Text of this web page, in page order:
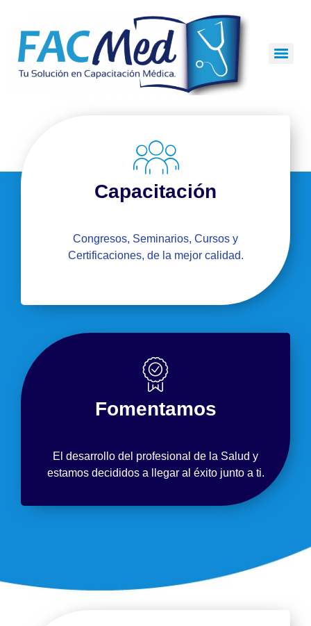
Capacitación
Congresos, Seminarios, Cursos y
Certificaciones, de la mejor calidad.
Fomentamos
El desarrollo del profesional de la Salud y
estamos decididos a llegar al éxito junto a ti.